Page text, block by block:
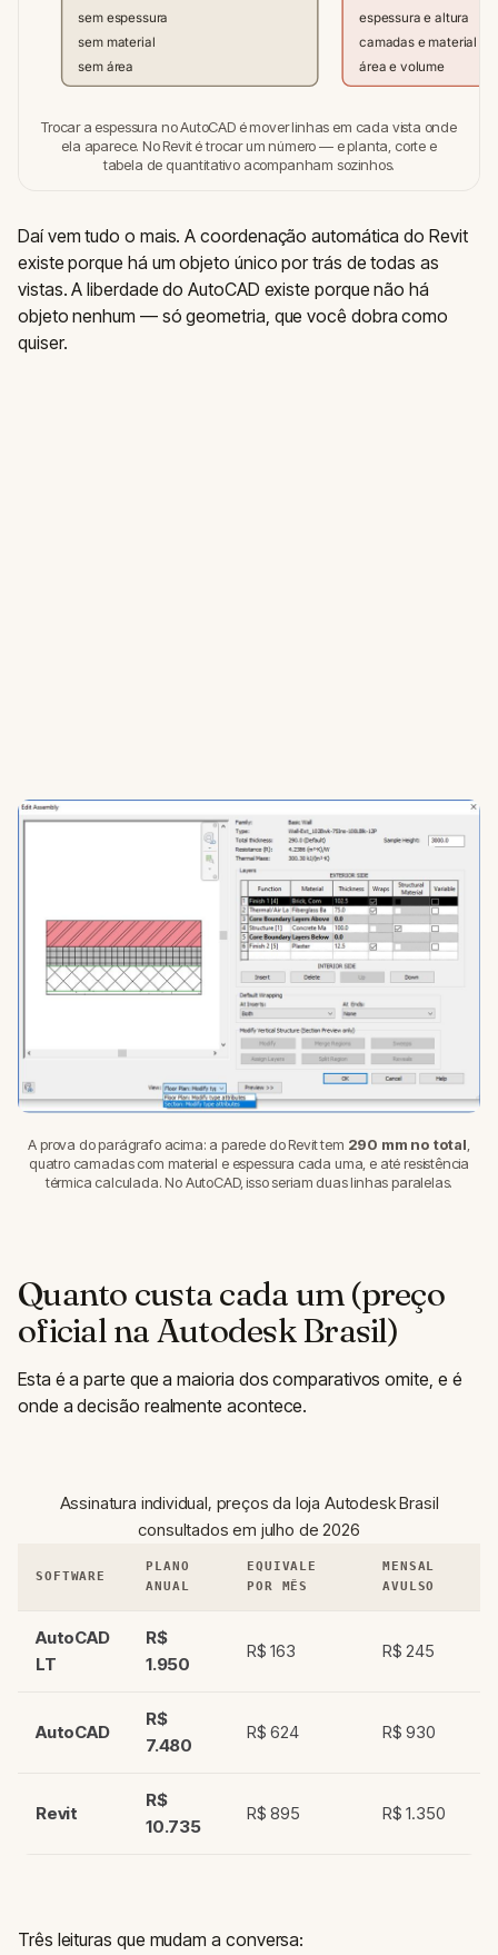
sem espessura
sem material
sem área
espessura e altura
camadas e material
área e volume
Trocar a espessura no AutoCAD é mover linhas em cada vista onde
ela aparece. No Revit é trocar um número — e planta, corte e
tabela de quantitativo acompanham sozinhos.
Daí vem tudo o mais. A coordenação automática do Revit
existe porque há um objeto único por trás de todas as
vistas. A liberdade do AutoCAD existe porque não há
objeto nenhum — só geometria, que você dobra como
quiser.
A prova do parágrafo acima: a parede do Revit tem 290 mm no total,
quatro camadas com material e espessura cada uma, e até resistência
térmica calculada. No AutoCAD, isso seriam duas linhas paralelas.
Quanto custa cada um (preço
oficial na Autodesk Brasil)
Esta é a parte que a maioria dos comparativos omite, e é
onde a decisão realmente acontece.
Assinatura individual, preços da loja Autodesk Brasil
consultados em julho de 2026
SOFTWARE
PLANO
ANUAL
EQUIVALE
POR MÊS
MENSAL
AVULSO
AutoCAD
LT
R$
1.950
R$ 163 R$ 245
AutoCAD
R$
7.480
R$ 624 R$ 930
Revit
R$
10.735
R$ 895 R$ 1.350
Três leituras que mudam a conversa: